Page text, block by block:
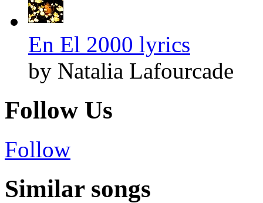
En El 2000 lyrics
by Natalia Lafourcade
Follow Us
Follow
Similar songs